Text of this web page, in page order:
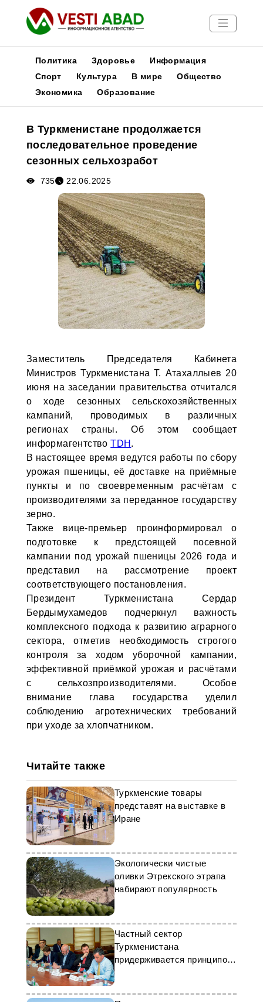
Новости
Медиа
Афиша
Политика Здоровье
Информация
Спорт
Культура В мире
Общество
Экономика
Образование
В Туркменистане продолжается
последовательное проведение
сезонных сельхозработ
735 22.06.2025
Заместитель Председателя Кабинета
Министров Туркменистана Т. Атахаллыев 20
июня на заседании правительства отчитался
о ходе сезонных сельскохозяйственных
кампаний, проводимых в различных
регионах страны. Об этом сообщает
информагентствоTDH .
В настоящее время ведутся работы по сбору
урожая пшеницы, её доставке на приёмные
пункты и по своевременным расчётам с
производителями за переданное государству
зерно.
Также вице-премьер проинформировал о
подготовке к предстоящей посевной
кампании под урожай пшеницы 2026 года и
представил на рассмотрение проект
соответствующего постановления.
Президент Туркменистана Сердар
Бердымухамедов подчеркнул важность
комплексного подхода к развитию аграрного
сектора, отметив необходимость строгого
контроля за ходом уборочной кампании,
эффективной приёмкой урожая и расчётами
с сельхозпроизводителями. Особое
внимание глава государства уделил
соблюдению агротехнических требований
при уходе за хлопчатником.
Читайте также
Туркменские товары
представят на выставке в
Иране
Экологически чистые
оливки Этрекского этрапа
набирают популярность
Частный сектор
Туркменистана
придерживается принципов
ЦУР